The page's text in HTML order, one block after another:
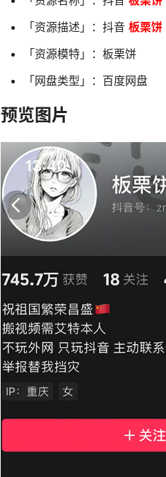
「资源描述」：抖音 板栗饼
「资源模特」：板栗饼
「网盘类型」：百度网盘
预览图片